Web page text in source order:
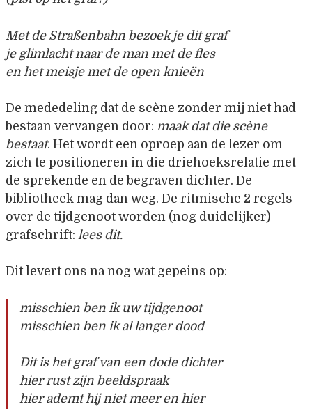
Met de Straßenbahn bezoek je dit graf
je glimlacht naar de man met de fles
en het meisje met de open knieën
De mededeling dat de scène zonder mij niet had
bestaan vervangen door: maak dat die scène
bestaat. Het wordt een oproep aan de lezer om
zich te positioneren in die driehoeksrelatie met
de sprekende en de begraven dichter. De
bibliotheek mag dan weg. De ritmische 2 regels
over de tijdgenoot worden (nog duidelijker)
grafschrift: lees dit.
Dit levert ons na nog wat gepeins op:
misschien ben ik uw tijdgenoot
misschien ben ik al langer dood
Dit is het graf van een dode dichter
hier rust zijn beeldspraak
hier ademt hij niet meer en hier